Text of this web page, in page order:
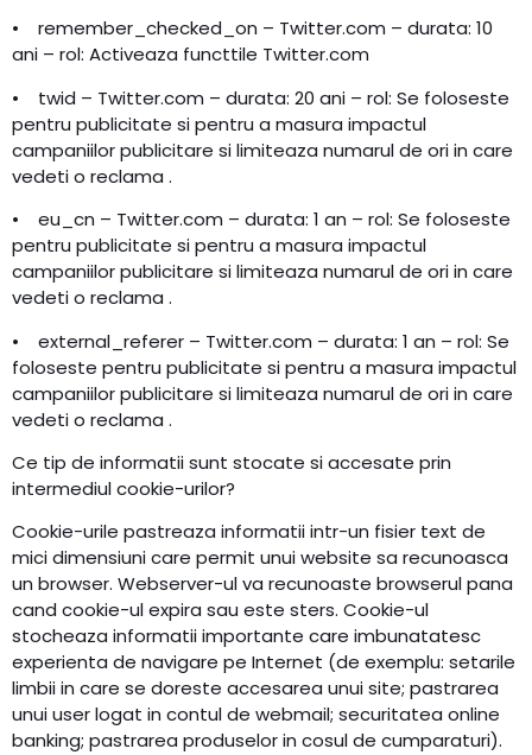
• remember_checked_on – Twitter.com – durata: 10
ani – rol: Activeaza functtile Twitter.com
• twid – Twitter.com – durata: 20 ani – rol: Se foloseste
pentru publicitate si pentru a masura impactul
campaniilor publicitare si limiteaza numarul de ori in care
vedeti o reclama .
• eu_cn – Twitter.com – durata: 1 an – rol: Se foloseste
pentru publicitate si pentru a masura impactul
campaniilor publicitare si limiteaza numarul de ori in care
vedeti o reclama .
• external_referer – Twitter.com – durata: 1 an – rol: Se
foloseste pentru publicitate si pentru a masura impactul
campaniilor publicitare si limiteaza numarul de ori in care
vedeti o reclama .
Ce tip de informatii sunt stocate si accesate prin
intermediul cookie-urilor?
Cookie-urile pastreaza informatii intr-un fisier text de
mici dimensiuni care permit unui website sa recunoasca
un browser. Webserver-ul va recunoaste browserul pana
cand cookie-ul expira sau este sters. Cookie-ul
stocheaza informatii importante care imbunatatesc
experienta de navigare pe Internet (de exemplu: setarile
limbii in care se doreste accesarea unui site; pastrarea
unui user logat in contul de webmail; securitatea online
banking; pastrarea produselor in cosul de cumparaturi).